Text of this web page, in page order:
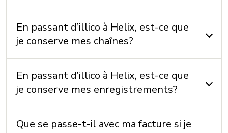
En passant d’illico à Helix, est-ce que
je conserve mes chaînes?
En passant d’illico à Helix, est-ce que
je conserve mes enregistrements?
Que se passe-t-il avec ma facture si je